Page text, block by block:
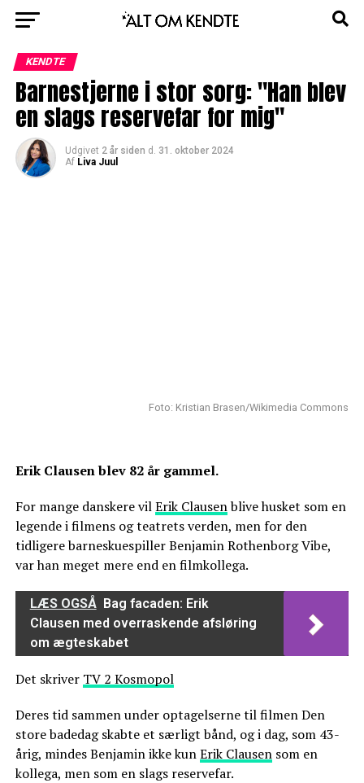
KENDTE
Barnestjerne i stor sorg: "Han blev
en slags reservefar for mig"
Udgivet 2 år siden d. 31. oktober 2024
Af Liva Juul
Foto: Kristian Brasen/Wikimedia Commons
Erik Clausen blev 82 år gammel.
For mange danskere vilErik Clausenblive husket som en
legende i filmens og teatrets verden, men for den
tidligere barneskuespiller Benjamin Rothenborg Vibe,
var han meget mere end en filmkollega.
LÆS OGSÅ Bag facaden: Erik
Clausen med overraskende afsløring
om ægteskabet
Det skriver TV 2 Kosmopol
Deres tid sammen under optagelserne til filmen Den
store badedag skabte et særligt bånd, og i dag, som 43-
årig, mindes Benjamin ikke kunErik Clausensom en
kollega, men som en slags reservefar.